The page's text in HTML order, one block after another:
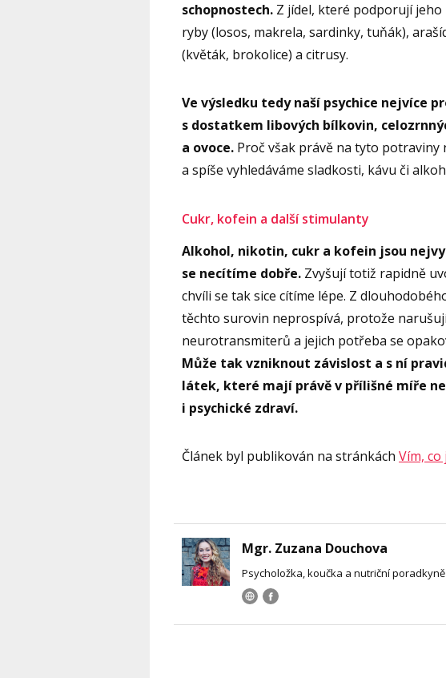
schopnostech. Z jídel, které podporují
ryby (losos, makrela, sardinky, tuňák),
(květák, brokolice) a citrusy.
Ve výsledku tedy naší psychice nejvíce
s dostatkem libových bílkovin,
a ovoce. Proč však právě na tyto
a spíše vyhledáváme sladkosti, kávu či
Cukr, kofein a další stimulanty
Alkohol, nikotin, cukr a kofein jsou
se necítíme dobře. Zvyšují totiž rapidně
chvíli se tak sice cítíme lépe. Z
těchto surovin neprospívá, protože
neurotransmiterů a jejich potřeba se
Může tak vzniknout závislost a s ní
látek, které mají právě v přílišné míře
i psychické zdraví.
Článek byl publikován na stránkách Vím, co
Mgr. Zuzana Douchova
Psycholožka, koučka a nutriční poradkyně